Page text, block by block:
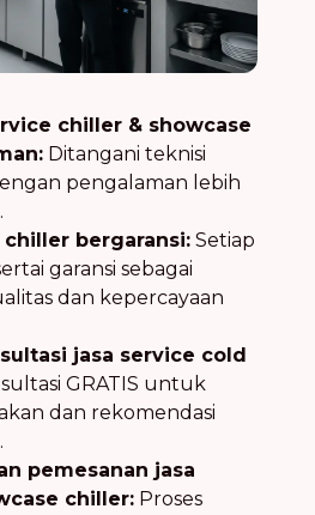
chiller & showcase
Ditangani teknisi
pengalaman lebih
chiller bergaransi: Setiap
garansi sebagai
dan kepercayaan
jasa service cold
GRATIS untuk
dan rekomendasi
pemesanan jasa
chiller: Proses